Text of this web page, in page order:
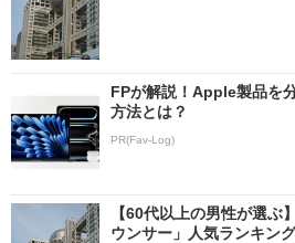
FPが解説！Apple製品を
方法とは？
PR(Fav-Log)
【60代以上の男性が選ぶ
ウンサー」人気ランキン